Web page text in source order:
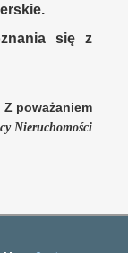
się z
Z poważaniem
Nieruchomości